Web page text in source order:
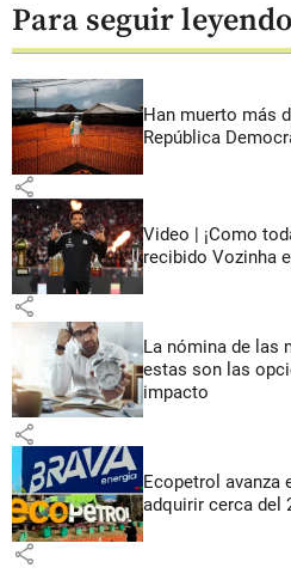
Para seguir leyendo
Han muerto más
República
share
Video | ¡Como
recibido Vozinha
share
La nómina de las
estas son las
impacto
share
Ecopetrol avanza
adquirir cerca del
share